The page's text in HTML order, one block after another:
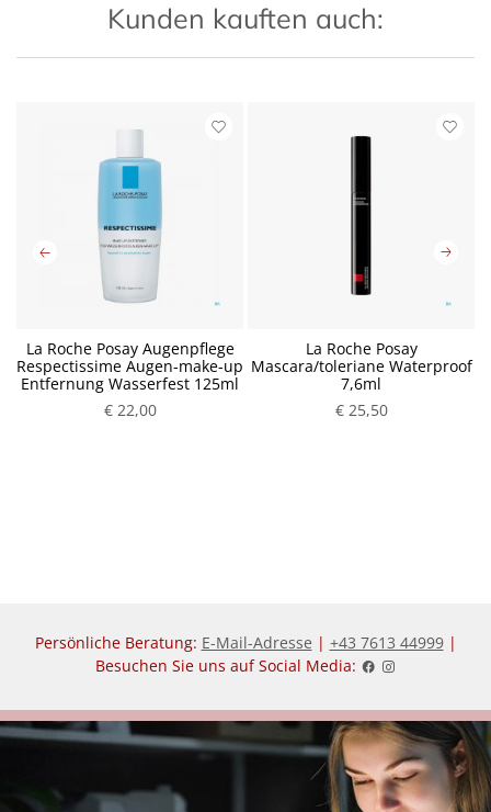
Kunden kauften auch:
La Roche Posay Augenpflege
Respectissime Augen-make-up
Entfernung Wasserfest 125ml
€ 22,00
La Roche Posay
Mascara/toleriane Waterproof
7,6ml
€ 25,50
P
Persönliche Beratung: E-Mail-Adresse | +43 7613 44999|
Besuchen Sie uns auf Social Media: